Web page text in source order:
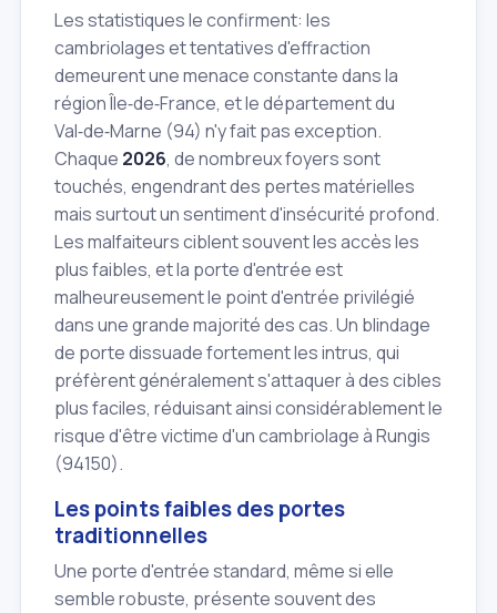
Les statistiques le confirment: les
cambriolages et tentatives d'effraction
demeurent une menace constante dans la
région Île‑de‑France, et le département du
Val‑de‑Marne (94) n'y fait pas exception.
Chaque 2026, de nombreux foyers sont
touchés, engendrant des pertes matérielles
mais surtout un sentiment d'insécurité profond.
Les malfaiteurs ciblent souvent les accès les
plus faibles, et la porte d'entrée est
malheureusement le point d'entrée privilégié
dans une grande majorité des cas. Un blindage
de porte dissuade fortement les intrus, qui
préfèrent généralement s'attaquer à des cibles
plus faciles, réduisant ainsi considérablement le
risque d'être victime d'un cambriolage à Rungis
(94150).
Les points faibles des portes
traditionnelles
Une porte d'entrée standard, même si elle
semble robuste, présente souvent des